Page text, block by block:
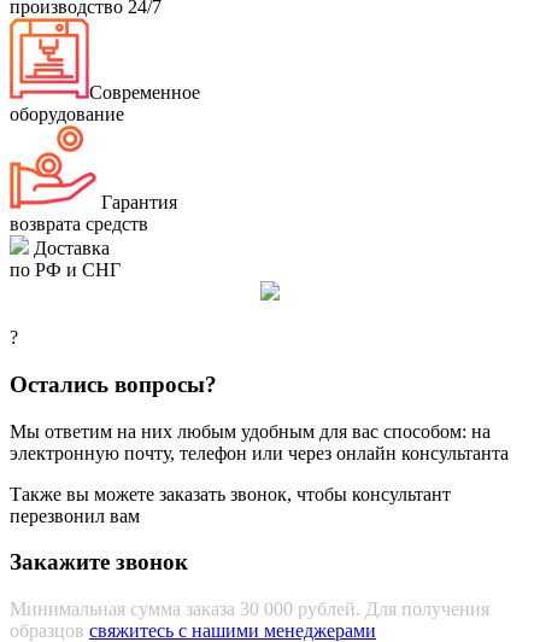
производство 24/7
Современное
оборудование
Гарантия
возврата средств
Доставка
по РФ и СНГ
?
Остались вопросы?
Мы ответим на них любым удобным для вас способом: на
электронную почту, телефон или через онлайн консультанта
Также вы можете заказать звонок, чтобы консультант
перезвонил вам
Закажите звонок
Минимальная сумма заказа 30 000 рублей. Для получения
образцов свяжитесь с нашими менеджерами